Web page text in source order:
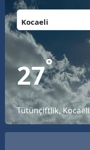
27°
Tütünçiftlik, Kocaeli